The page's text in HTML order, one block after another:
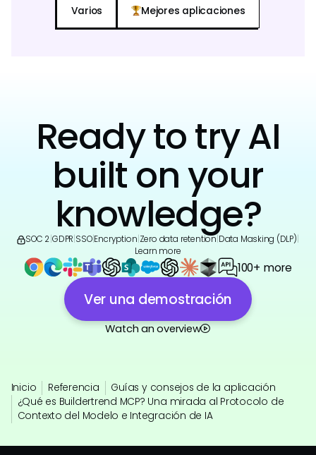
Varios Mejores aplicaciones
Ready to try AI
built on your
knowledge?
SOC 2 GDPR SSO|Encryption Zero data retention Data Masking (DLP)
Learn more
100+ more
Ver una demostración
Watch an overview
Inicio Referencia
Guías y consejos de la aplicación
¿Qué es Buildertrend MCP? Una mirada al Protocolo de
Contexto del Modelo e Integración de IA